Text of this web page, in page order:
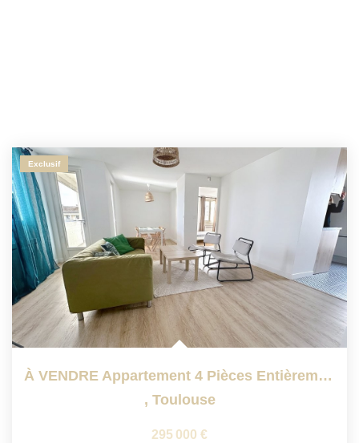
Exclusif
À VENDRE Appartement 4 Pièces Entièrement Rénové -...
, Toulouse
295 000 €